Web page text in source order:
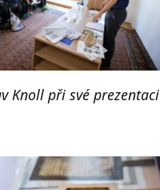
Knoll při své prezentaci